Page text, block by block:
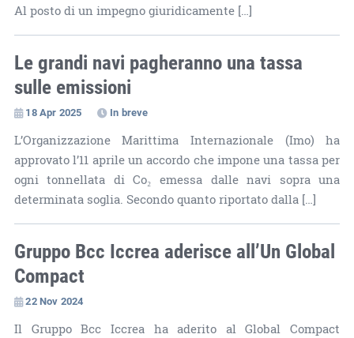
Al posto di un impegno giuridicamente […]
Le grandi navi pagheranno una tassa
sulle emissioni
18 Apr 2025 In breve
L’Organizzazione Marittima Internazionale (Imo) ha
approvato l’11 aprile un accordo che impone una tassa per
ogni tonnellata di Co₂ emessa dalle navi sopra una
determinata soglia. Secondo quanto riportato dalla […]
Gruppo Bcc Iccrea aderisce all’Un Global
Compact
22 Nov 2024
Il Gruppo Bcc Iccrea ha aderito al Global Compact